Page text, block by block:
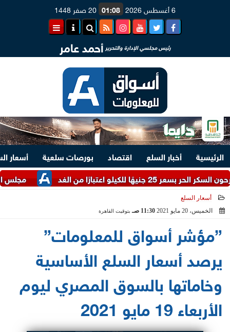
6 أغسطس 2026 01:08 20 صفر 1448
رئيس مجلسي الإدارة والتحرير أحمد عامر
الرئيسية أخبار السلع اقتصاد بورصات سلعية
أسعار
مجلس الوزراء
من الغد
أسعار السلع
الخميس، 20 مايو 2021
11:30 صـ بتوقيت القاهرة
”مؤشر أسواق للمعلومات”
يرصد أسعار السلع الأساسية
وخاماتها بالسوق المصري ليوم
الأربعاء 19 مايو 2021